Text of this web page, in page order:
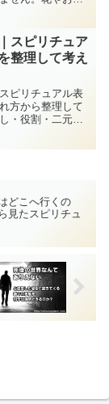
止め方と心を整
スピリチュア
整理して考え
ピリチュアル表
方から整理して
・役割・二元論
どこへ行くの
見たスピリチュ